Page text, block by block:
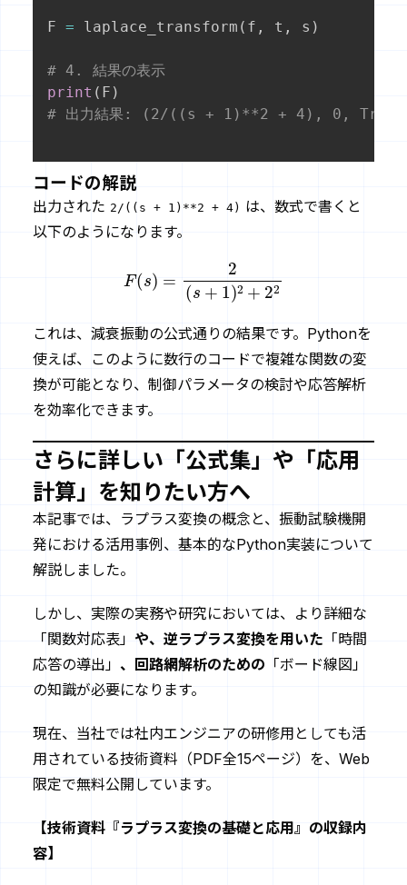
F = laplace_transform ( f , t , s )
# 4. 結果の表示
print ( F )
# 出力結果: (2/((s + 1)**2 + 4), 0, True)
コードの解説
出力された 2/((s + 1)**2 + 4) は、数式で書くと
以下のようになります。
)2
これは、減衰振動の公式通りの結果です。Pythonを
使えば、このように数行のコードで複雑な関数の変
換が可能となり、制御パラメータの検討や応答解析
を効率化できます。
さらに詳しい「公式集」や「応用
計算」を知りたい方へ
本記事では、ラプラス変換の概念と、振動試験機開
発における活用事例、基本的なPython実装について
解説しました。
しかし、実際の実務や研究においては、より詳細な
「関数対応表」 や、逆ラプラス変換を用いた 「時間
応答の導出」 、回路網解析のための 「ボード線図」
の知識が必要になります。
現在、当社では社内エンジニアの研修用としても活
用されている技術資料（PDF全15ページ）を、Web
限定で無料公開しています。
【技術資料『ラプラス変換の基礎と応用』の収録内
容】